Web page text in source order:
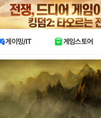
게이밍/IT 게임스토어